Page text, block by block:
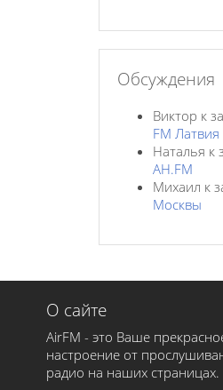
Обсуждения
Виктор к
FM Латвия
Наталья к
AH.FM
Михаил к
Москвы
О сайте
AirFM - это Ваше
настроение от
радио на наших страницах.